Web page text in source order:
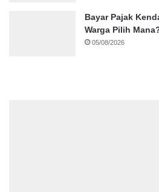
Bayar Pajak
Warga Pilih
05/08/2026